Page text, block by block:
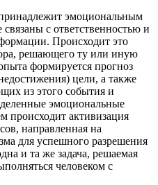
эмоциональным
с ответственностью и
Происходит это
решающего ту или иную
формируется прогноз
цели, а также
из этого события и
эмоциональные
происходит активизация
направленная на
для успешного разрешения
и та же задача, решаемая
человеком с